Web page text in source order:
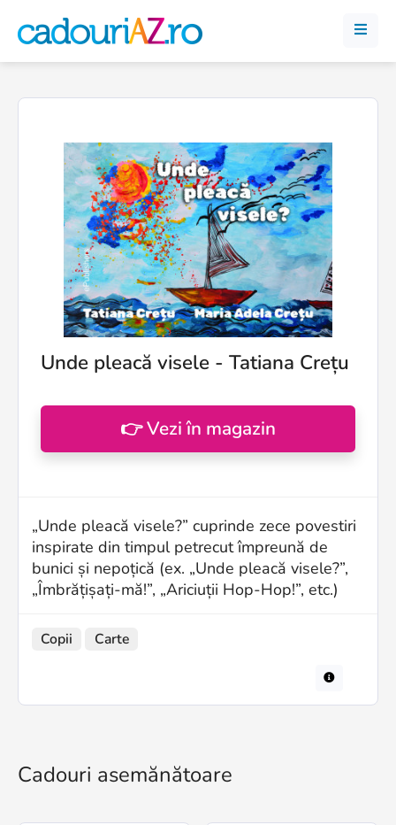
Unde pleacă visele - Tatiana Crețu
👉 Vezi în magazin
„Unde pleacă visele?” cuprinde zece povestiri
inspirate din timpul petrecut împreună de
bunici și nepoțică (ex. „Unde pleacă visele?”,
„Îmbrățișați-mă!”, „Ariciuții Hop-Hop!”, etc.)
Copii Carte
Cadouri asemănătoare